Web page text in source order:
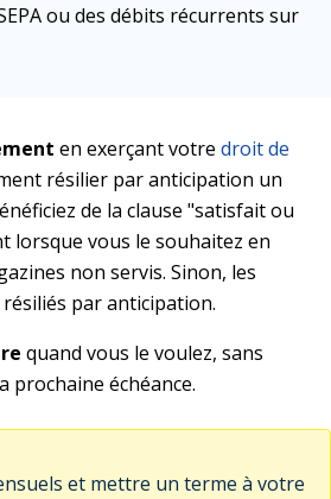
ou des débits récurrents sur
en exerçant votre droit de
résilier par anticipation un
de la clause "satisfait ou
lorsque vous le souhaitez en
non servis. Sinon, les
par anticipation.
quand vous le voulez, sans
prochaine échéance.
et mettre un terme à votre